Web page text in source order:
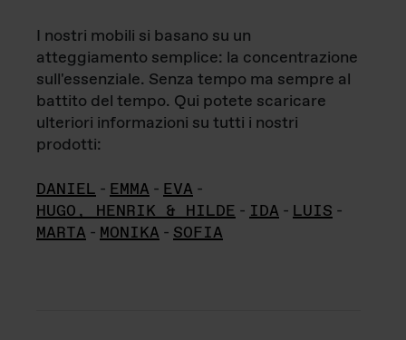
I nostri mobili si basano su un
atteggiamento semplice: la concentrazione
sull'essenziale. Senza tempo ma sempre al
battito del tempo. Qui potete scaricare
ulteriori informazioni su tutti i nostri
prodotti:
DANIEL - EMMA - EVA -
HUGO, HENRIK & HILDE - IDA - LUIS -
MARTA - MONIKA - SOFIA